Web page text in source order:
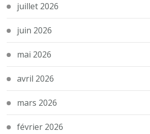
juillet 2026
juin 2026
mai 2026
avril 2026
mars 2026
février 2026